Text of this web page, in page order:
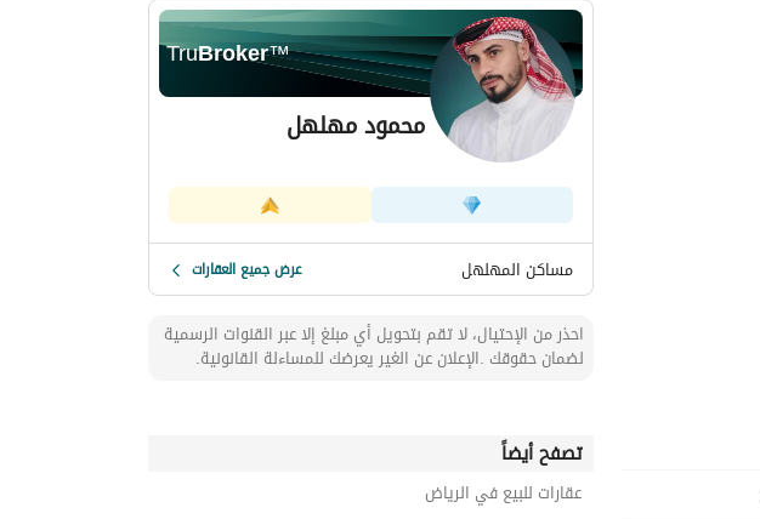
TruBroker™
محمود مهلهل
مساكن المهلهل عرض جميع العقارات
احذر من الإحتيال، لا تقم بتحويل أي مبلغ إلا عبر القنوات الرسمية
لضمان حقوقك .الإعلان عن الغير يعرضك للمساءلة القانونية.
تصفح أيضاً
عقارات للبيع في الرياض